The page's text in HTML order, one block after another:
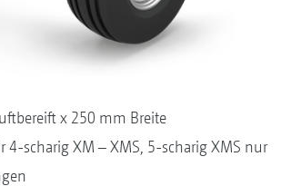
x 250 mm Breite
4-scharig XM – XMS, 5-scharig XMS nur